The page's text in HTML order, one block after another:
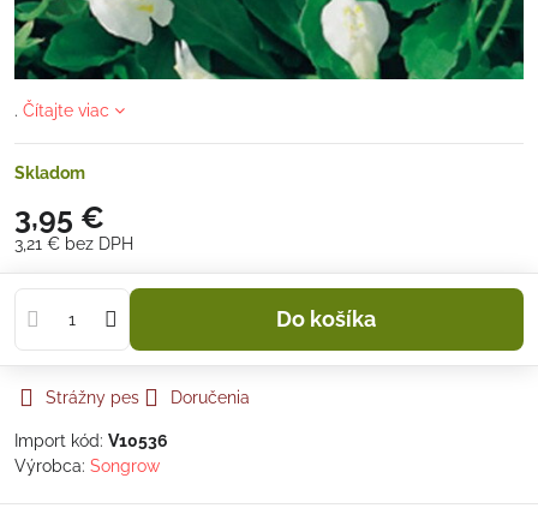
. Čítajte viac
Skladom
3,95 €
3,21 € bez DPH
Do košíka
Strážny pes Doručenia
Import kód: V10536
Výrobca: Songrow